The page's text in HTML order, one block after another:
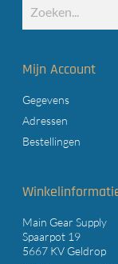
Mijn Account
Gegevens
Adressen
Bestellingen
Main Gear Supply
Spaarpot 19
5667 KV Geldrop